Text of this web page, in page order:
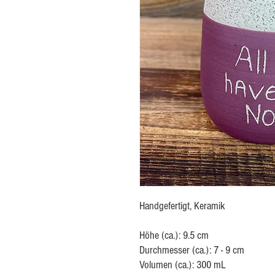
Handgefertigt, Keramik
Höhe (ca.): 9.5 cm
Durchmesser (ca.): 7 - 9 cm
Volumen (ca.): 300 mL